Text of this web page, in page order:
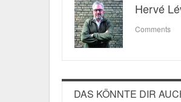
Hervé
Comments
DAS KÖNNTE DIR